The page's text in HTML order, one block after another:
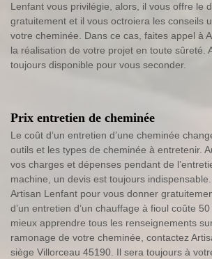
Lenfant vous privilégie, alors, il vous offre le
gratuitement et il vous octroiera les conseils
votre cheminée. Dans ce cas, faites appel à
la réalisation de votre projet en toute sûreté.
toujours disponible pour vous seconder.
Prix entretien de cheminée
Le coût d’un entretien d’une cheminée
outils et les types de cheminée à entretenir.
vos charges et dépenses pendant de
machine, un devis est toujours
Artisan Lenfant pour vous donner
d’un entretien d’un chauffage à fioul coûte
mieux apprendre tous les renseignements
ramonage de votre cheminée, contactez
siège Villorceau 45190. Il sera toujours à